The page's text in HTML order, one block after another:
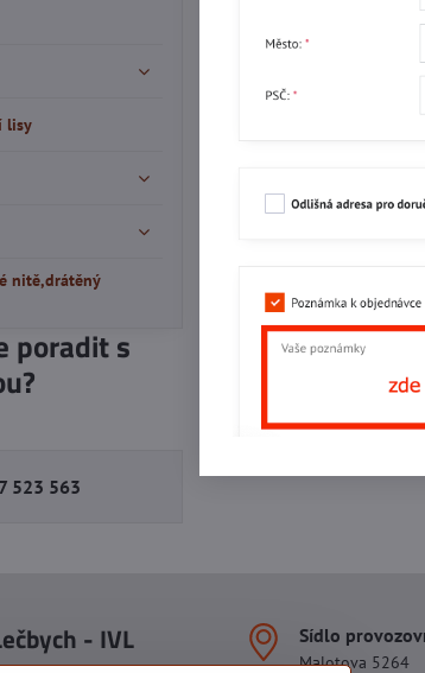
lisy
nitě,drátěný
poradit s
523 563
- IVL Sídlo
Malotova 5264